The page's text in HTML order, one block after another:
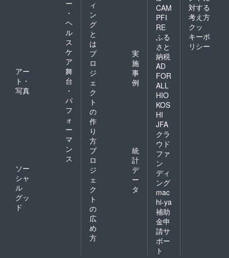
ー
・
ヘ
ル
ス
ケ
ア
アー
ト・
写真
舞
台
・
パ
フ
ォ
ー
マ
ン
ス
ソー
シャ
ル
グッ
ド
ィ
ン
グ
と
は
プ
ロ
ジ
ェ
ク
ト
の
作
り
方
実
施
事
例
プ
ロ
ジ
ェ
ク
ト
の
広
め
方
統
計
デ
ー
タ
CAM
PFI
RE
ふる
さと
納税
AD
FOR
ALL
HIO
KOS
HI
JFA
クラ
ウド
ファ
ン
ディ
ング
mac
hi-ya
補助
金申
請サ
ポー
ト
対する
考え方
クッ
キーポ
リシー